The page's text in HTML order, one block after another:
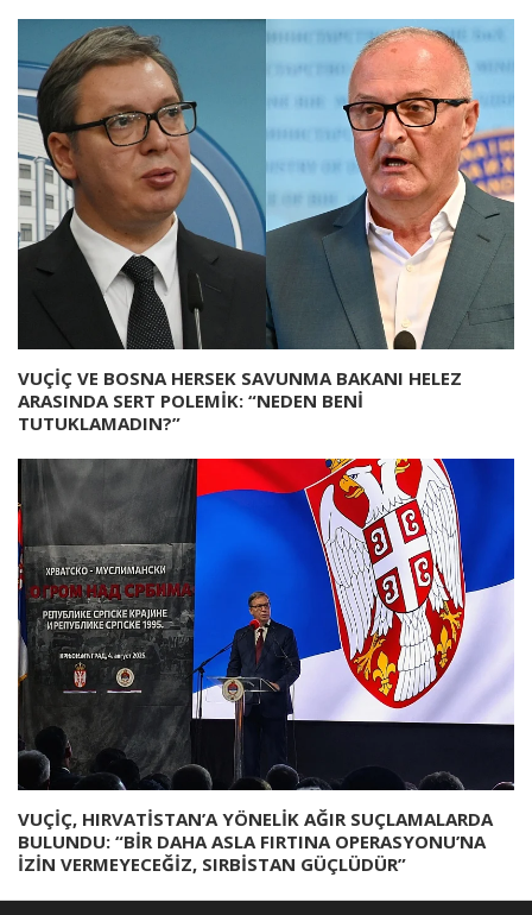
VUÇİÇ VE BOSNA HERSEK SAVUNMA BAKANI HELEZ
ARASINDA SERT POLEMİK: “NEDEN BENİ
TUTUKLAMADIN?”
VUÇİÇ, HIRVATİSTAN’A YÖNELİK AĞIR SUÇLAMALARDA
BULUNDU: “BİR DAHA ASLA FIRTINA OPERASYONU’NA
İZİN VERMEYECEĞİZ, SIRBİSTAN GÜÇLÜDÜR”